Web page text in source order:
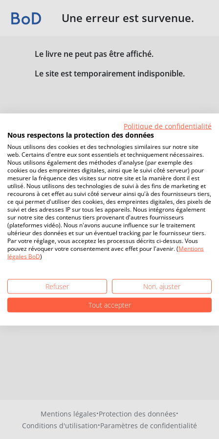
Une erreur est survenue.
Le livre ne peut pas être affiché.
Le site est temporairement indisponible.
Mentions légales·Protection des données·
Conditions d'utilisation·Paramètres de confidentialité
Politique de confidentialité
Nous respectons la protection des données
Nous utilisons des cookies et des technologies similaires sur notre site
web. Certains d'entre eux sont essentiels et techniquement nécessaires.
Nous utilisons également des méthodes d'analyse (par exemple des
cookies ou des empreintes digitales, ainsi que le suivi côté serveur) pour
mesurer la fréquence des visites sur notre site et la manière dont il est
utilisé. Nous utilisons des technologies de suivi à des fins de marketing et
recourons à cet effet au suivi côté serveur ainsi qu'à des fournisseurs tiers,
ce qui permet d'utiliser des cookies, des empreintes digitales, des pixels de
suivi et des adresses IP sur tous les appareils. Nous intégrons également
sur notre site des contenus tiers provenant d'autres fournisseurs
(plateformes vidéo). Nous n'avons aucune influence sur le traitement
ultérieur des données et sur un éventuel tracking par le fournisseur tiers.
Par votre réglage, vous acceptez les processus décrits ci-dessus. Vous
pouvez révoquer votre consentement avec effet pour l'avenir. (Mentions
légales BoD)
Refuser
Non, ajuster
Tout accepter